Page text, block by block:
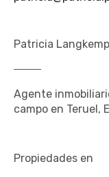
Patricia
Agente
campo en Teruel,
Propiedades en